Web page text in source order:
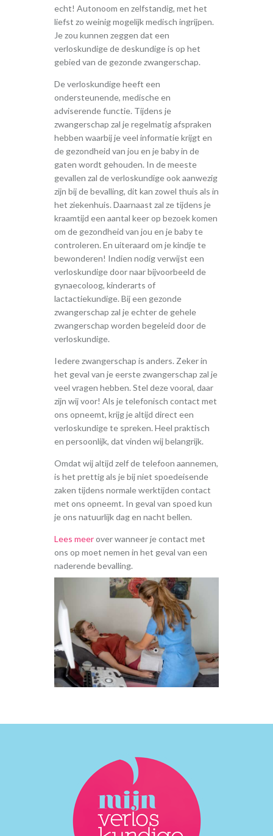
echt! Autonoom en zelfstandig, met het
liefst zo weinig mogelijk medisch ingrijpen.
Je zou kunnen zeggen dat een
verloskundige de deskundige is op het
gebied van de gezonde zwangerschap.
De verloskundige heeft een
ondersteunende, medische en
adviserende functie. Tijdens je
zwangerschap zal je regelmatig afspraken
hebben waarbij je veel informatie krijgt en
de gezondheid van jou en je baby in de
gaten wordt gehouden. In de meeste
gevallen zal de verloskundige ook aanwezig
zijn bij de bevalling, dit kan zowel thuis als in
het ziekenhuis. Daarnaast zal ze tijdens je
kraamtijd een aantal keer op bezoek komen
om de gezondheid van jou en je baby te
controleren. En uiteraard om je kindje te
bewonderen! Indien nodig verwijst een
verloskundige door naar bijvoorbeeld de
gynaecoloog, kinderarts of
lactactiekundige. Bij een gezonde
zwangerschap zal je echter de gehele
zwangerschap worden begeleid door de
verloskundige.
Iedere zwangerschap is anders. Zeker in
het geval van je eerste zwangerschap zal je
veel vragen hebben. Stel deze vooral, daar
zijn wij voor! Als je telefonisch contact met
ons opneemt, krijg je altijd direct een
verloskundige te spreken. Heel praktisch
en persoonlijk, dat vinden wij belangrijk.
Omdat wij altijd zelf de telefoon aannemen,
is het prettig als je bij niet spoedeisende
zaken tijdens normale werktijden contact
met ons opneemt. In geval van spoed kun
je ons natuurlijk dag en nacht bellen.
Lees meerover wanneer je contact met
ons op moet nemen in het geval van een
naderende bevalling.